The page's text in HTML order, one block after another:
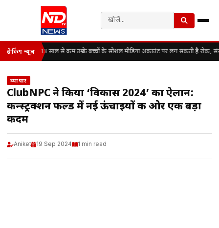
ब्रेकिंग न्यूज़ 13 साल से कम उम्र के बच्चों के सोशल मीडिया अकाउंट पर लग सकती है रोक,
व्यापार
ClubNPC ने किया ‘विकास 2024’ का ऐलान:
कन्स्ट्रक्शन फील्ड में नई ऊंचाइयों की ओर एक बड़ा
कदम
Aniket 19 Sep 2024 1 min read